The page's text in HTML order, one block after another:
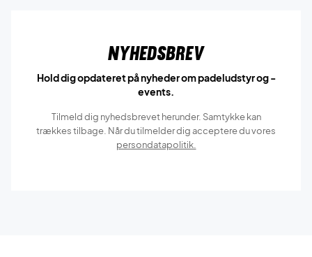
Nyhedsbrev
Hold dig opdateret på nyheder om padeludstyr og -
events.
Tilmeld dig nyhedsbrevet herunder. Samtykke kan
trækkes tilbage. Når du tilmelder dig acceptere du vores
persondatapolitik.